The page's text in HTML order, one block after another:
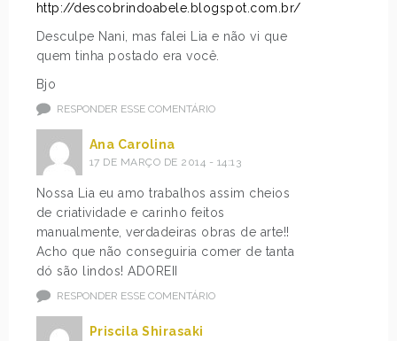
http://descobrindoabele.blogspot.com.br/
Desculpe Nani, mas falei Lia e não vi que
quem tinha postado era você.
Bjo
RESPONDER ESSE COMENTÁRIO
Ana Carolina
17 DE MARÇO DE 2014 - 14:13
Nossa Lia eu amo trabalhos assim cheios
de criatividade e carinho feitos
manualmente, verdadeiras obras de arte!!
Acho que não conseguiria comer de tanta
dó são lindos! ADOREII
RESPONDER ESSE COMENTÁRIO
Priscila Shirasaki